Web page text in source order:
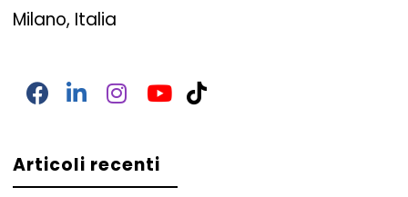
Milano, Italia
Facebook
LinkedIn
InstagramYouTube
TikTok
Articoli recenti